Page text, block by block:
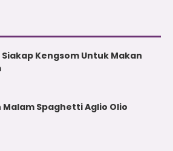
Siakap Kengsom Untuk Makan
Malam Spaghetti Aglio Olio